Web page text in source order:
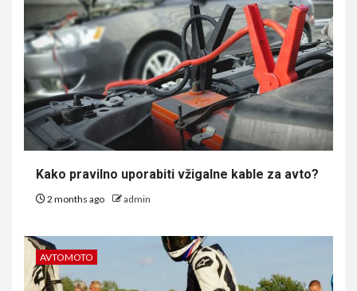
Kako pravilno uporabiti vžigalne kable za avto?
2 months ago admin
AVTOMOTO